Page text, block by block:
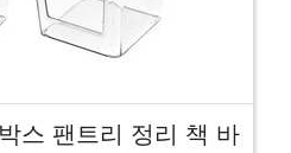
스 팬트리 정리 책 바